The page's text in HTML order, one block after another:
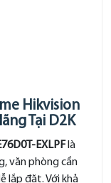
Hikvision
Tại D2K
EXLPFlà
văn phòng cần
lắp đặt. Với khả